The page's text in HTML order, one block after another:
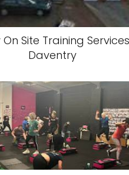
Site Training
Daventry